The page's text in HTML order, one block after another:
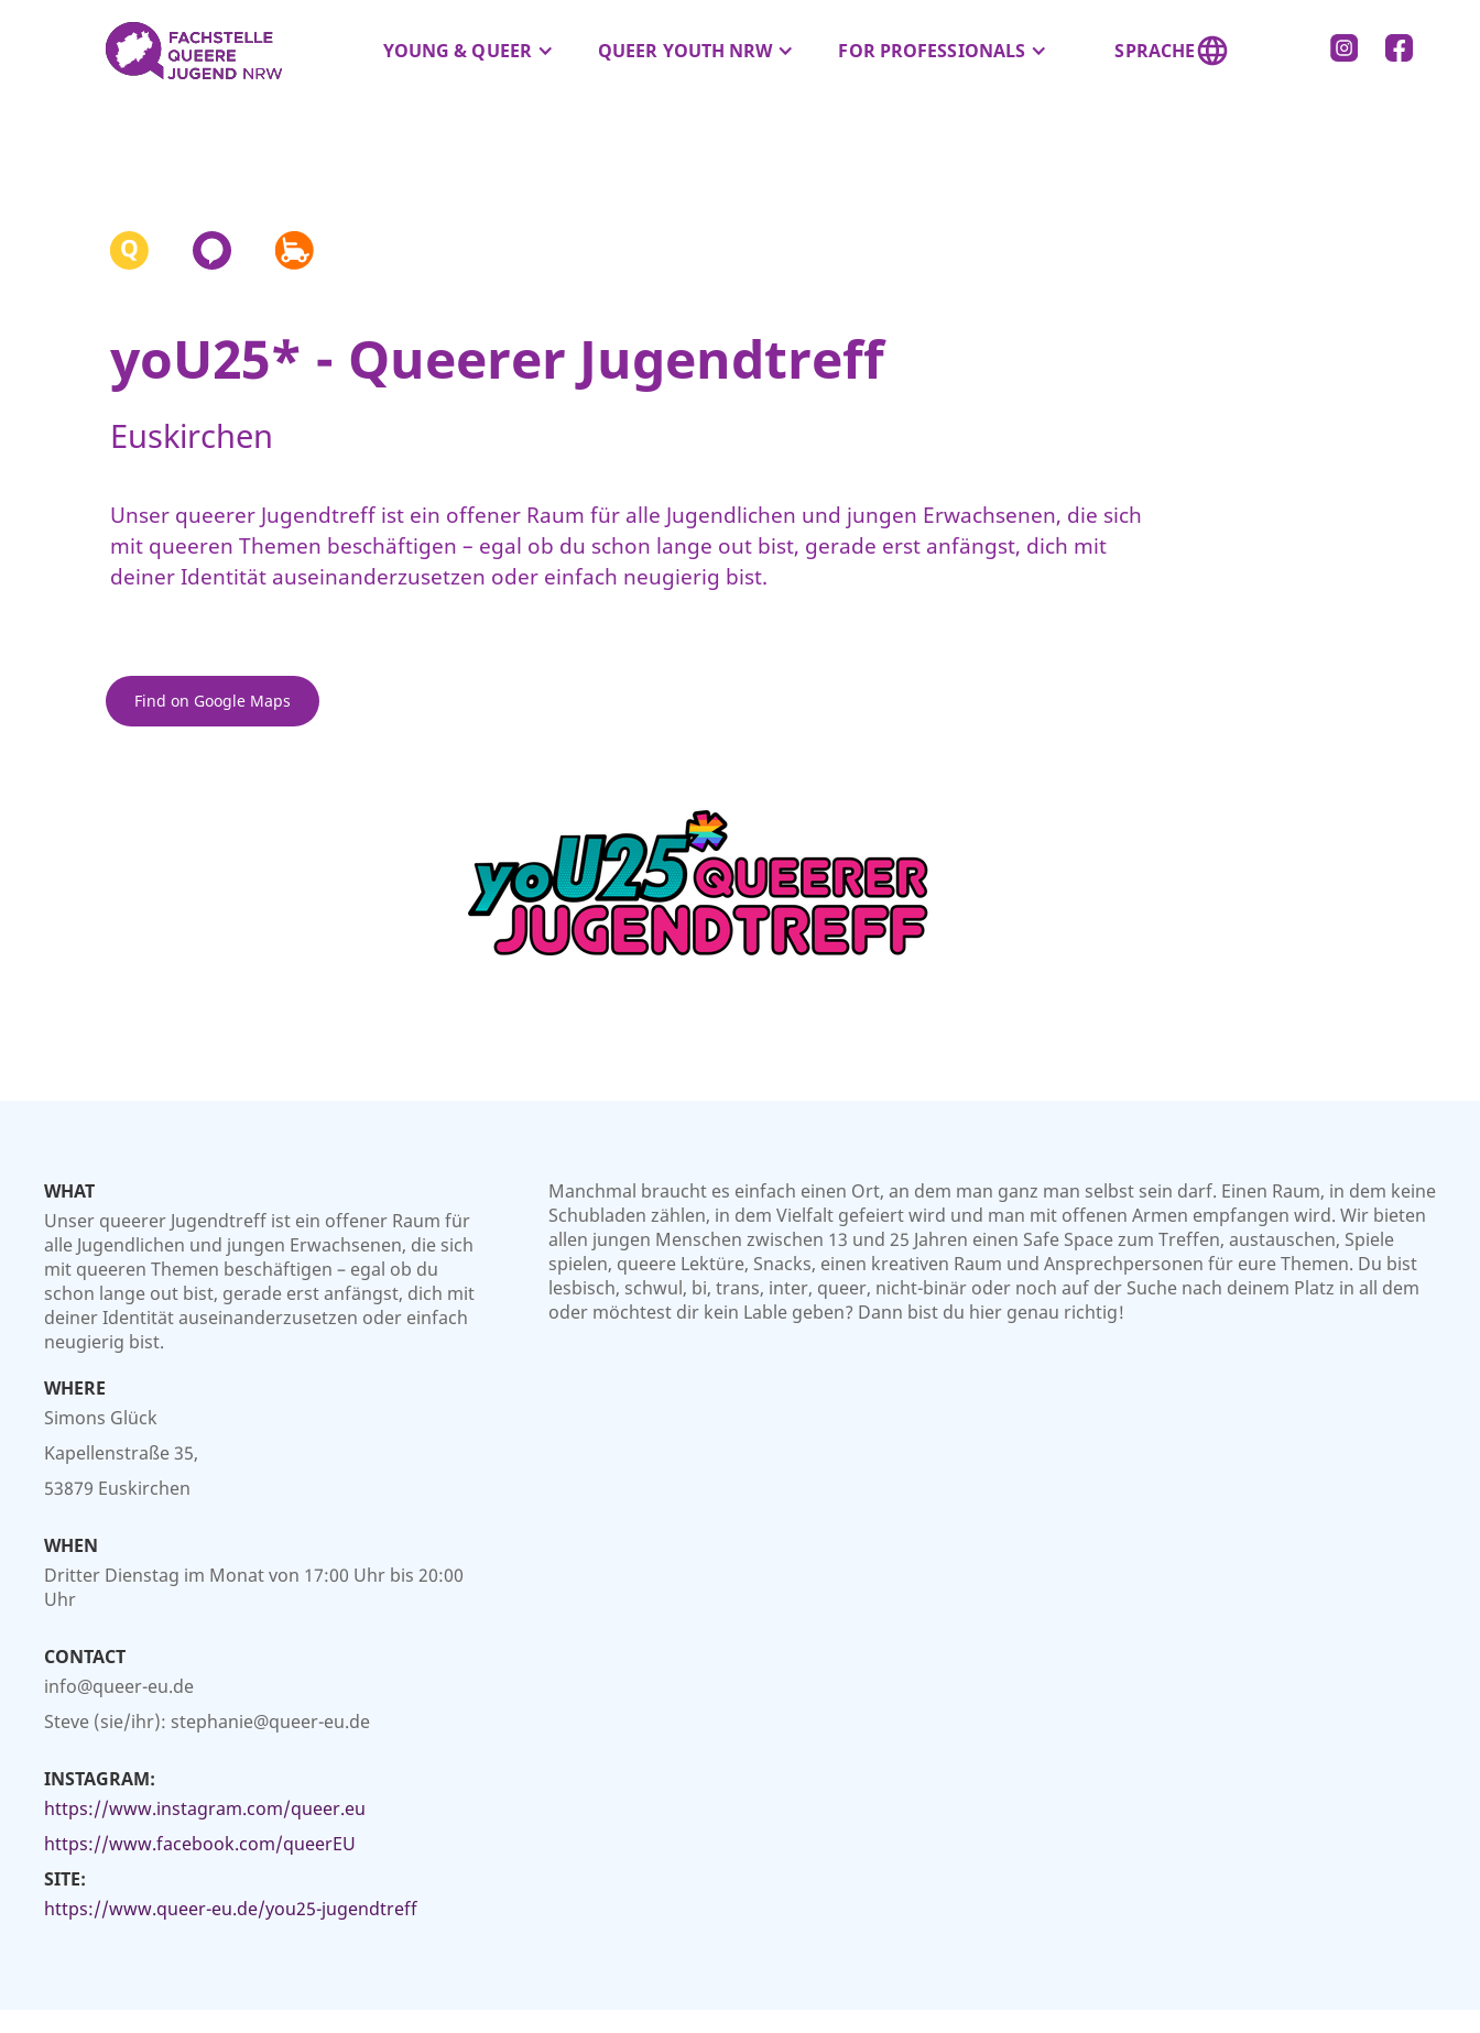
YOUNG & QUEER QUEER YOUTH NRW FOR PROFESSIONALS SPRACHE
yoU25* - Queerer Jugendtreff
Euskirchen
Unser queerer Jugendtreff ist ein offener Raum für alle Jugendlichen und jungen Erwachsenen, die sich
mit queeren Themen beschäftigen – egal ob du schon lange out bist, gerade erst anfängst, dich mit
deiner Identität auseinanderzusetzen oder einfach neugierig bist.
Find on Google Maps
WHAT
Unser queerer Jugendtreff ist ein offener Raum für
alle Jugendlichen und jungen Erwachsenen, die sich
mit queeren Themen beschäftigen – egal ob du
schon lange out bist, gerade erst anfängst, dich mit
deiner Identität auseinanderzusetzen oder einfach
neugierig bist.
WHERE
Simons Glück
Kapellenstraße 35,
53879 Euskirchen
WHEN
Dritter Dienstag im Monat von 17:00 Uhr bis 20:00
Uhr
CONTACT
info@queer-eu.de
Steve (sie/ihr): stephanie@queer-eu.de
INSTAGRAM:
https://www.instagram.com/queer.eu
https://www.facebook.com/queerEU
SITE:
https://www.queer-eu.de/you25-jugendtreff
Manchmal braucht es einfach einen Ort, an dem man ganz man selbst sein darf. Einen Raum, in dem keine
Schubladen zählen, in dem Vielfalt gefeiert wird und man mit offenen Armen empfangen wird. Wir bieten
allen jungen Menschen zwischen 13 und 25 Jahren einen Safe Space zum Treffen, austauschen, Spiele
spielen, queere Lektüre, Snacks, einen kreativen Raum und Ansprechpersonen für eure Themen. Du bist
lesbisch, schwul, bi, trans, inter, queer, nicht-binär oder noch auf der Suche nach deinem Platz in all dem
oder möchtest dir kein Lable geben? Dann bist du hier genau richtig!